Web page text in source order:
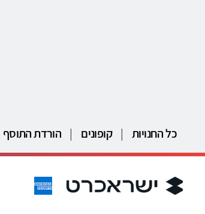
כל החנויות | קופונים | הורדת התוסף